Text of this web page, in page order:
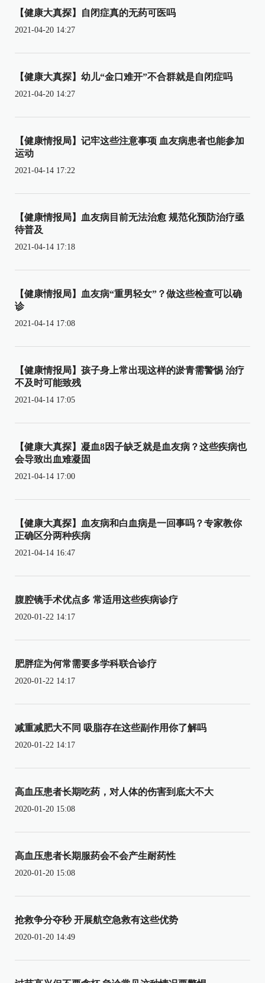
【健康大真探】自闭症真的无药可医吗
2021-04-20 14:27
【健康大真探】幼儿“金口难开”不合群就是自闭症吗
2021-04-20 14:27
【健康情报局】记牢这些注意事项 血友病患者也能参加
运动
2021-04-14 17:22
【健康情报局】血友病目前无法治愈 规范化预防治疗亟
待普及
2021-04-14 17:18
【健康情报局】血友病“重男轻女”？做这些检查可以确
诊
2021-04-14 17:08
【健康情报局】孩子身上常出现这样的淤青需警惕 治疗
不及时可能致残
2021-04-14 17:05
【健康大真探】凝血8因子缺乏就是血友病？这些疾病也
会导致出血难凝固
2021-04-14 17:00
【健康大真探】血友病和白血病是一回事吗？专家教你
正确区分两种疾病
2021-04-14 16:47
腹腔镜手术优点多 常适用这些疾病诊疗
2020-01-22 14:17
肥胖症为何常需要多学科联合诊疗
2020-01-22 14:17
减重减肥大不同 吸脂存在这些副作用你了解吗
2020-01-22 14:17
高血压患者长期吃药，对人体的伤害到底大不大
2020-01-20 15:08
高血压患者长期服药会不会产生耐药性
2020-01-20 15:08
抢救争分夺秒 开展航空急救有这些优势
2020-01-20 14:49